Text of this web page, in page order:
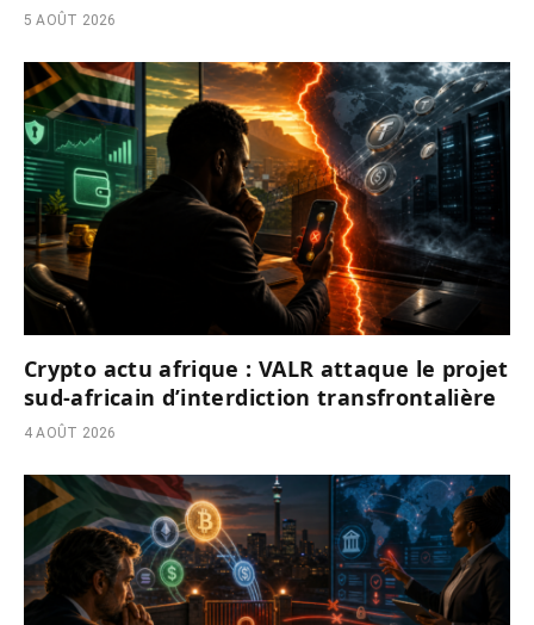
5 AOÛT 2026
Crypto actu afrique : VALR attaque le projet
sud-africain d’interdiction transfrontalière
4 AOÛT 2026